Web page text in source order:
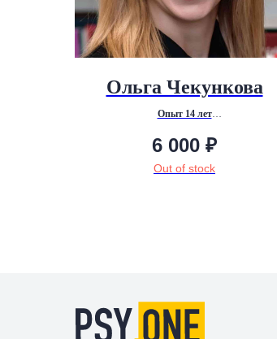
Ольга Чекункова
Опыт 14 лет
психоаналитический психотерапевт
6 000 ₽
Out of stock